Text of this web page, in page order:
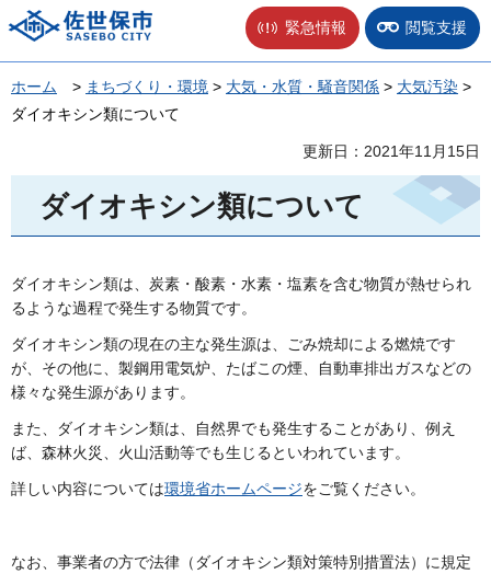
佐世保市 緊急情報 閲覧支援
ホーム > まちづくり・環境 > 大気・水質・騒音関係 > 大気汚染 >
ダイオキシン類について
更新日：2021年11月15日
ダイオキシン類について
ダイオキシン類は、炭素・酸素・水素・塩素を含む物質が熱せられ
るような過程で発生する物質です。
ダイオキシン類の現在の主な発生源は、ごみ焼却による燃焼です
が、その他に、製鋼用電気炉、たばこの煙、自動車排出ガスなどの
様々な発生源があります。
また、ダイオキシン類は、自然界でも発生することがあり、例え
ば、森林火災、火山活動等でも生じるといわれています。
詳しい内容については環境省ホームページをご覧ください。
なお、事業者の方で法律（ダイオキシン類対策特別措置法）に規定